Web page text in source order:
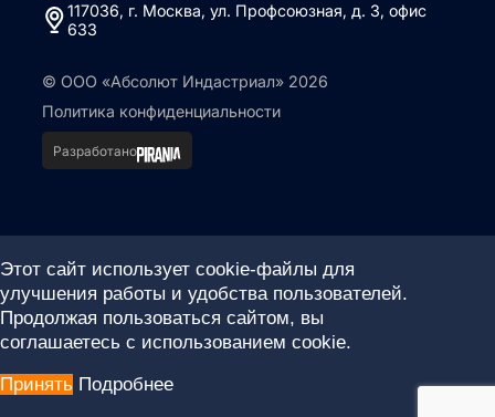
117036, г. Москва, ул. Профсоюзная, д. 3, офис
633
© ООО «Абсолют Индастриал» 2026
Политика конфиденциальности
Разработано
Этот сайт использует cookie-файлы для
улучшения работы и удобства пользователей.
Продолжая пользоваться сайтом, вы
соглашаетесь с использованием cookie.
Принять Подробнее